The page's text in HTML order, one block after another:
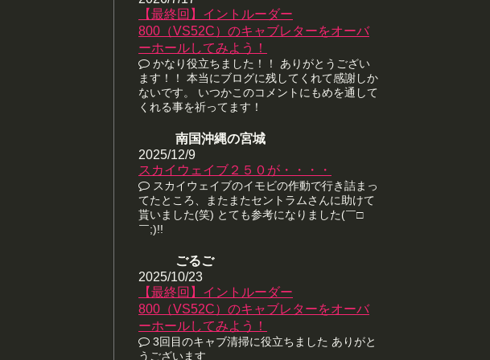
【最終回】イントルーダー
800（VS52C）のキャブレターをオーバ
ーホールしてみよう！
かなり役立ちました！！ ありがとうござい
ます！！ 本当にブログに残してくれて感謝しか
ないです。 いつかこのコメントにもめを通して
くれる事を祈ってます！
南国沖縄の宮城
2025/12/9
スカイウェイブ２５０が・・・・
スカイウェイブのイモビの作動で行き詰まっ
てたところ、またまたセントラムさんに助けて
貰いました(笑) とても参考になりました(￣□
￣;)!!
ごるご
2025/10/23
【最終回】イントルーダー
800（VS52C）のキャブレターをオーバ
ーホールしてみよう！
3回目のキャブ清掃に役立ちました ありがと
うございます